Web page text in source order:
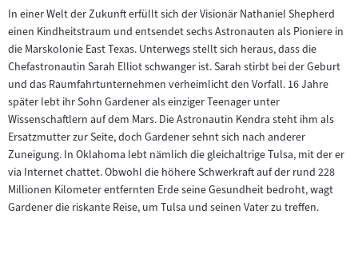
In einer Welt der Zukunft erfüllt sich der Visionär Nathaniel Shepherd
einen Kindheitstraum und entsendet sechs Astronauten als Pioniere in
die Marskolonie East Texas. Unterwegs stellt sich heraus, dass die
Chefastronautin Sarah Elliot schwanger ist. Sarah stirbt bei der Geburt
und das Raumfahrtunternehmen verheimlicht den Vorfall. 16 Jahre
später lebt ihr Sohn Gardener als einziger Teenager unter
Wissenschaftlern auf dem Mars. Die Astronautin Kendra steht ihm als
Ersatzmutter zur Seite, doch Gardener sehnt sich nach anderer
Zuneigung. In Oklahoma lebt nämlich die gleichaltrige Tulsa, mit der er
via Internet chattet. Obwohl die höhere Schwerkraft auf der rund 228
Millionen Kilometer entfernten Erde seine Gesundheit bedroht, wagt
Gardener die riskante Reise, um Tulsa und seinen Vater zu treffen.